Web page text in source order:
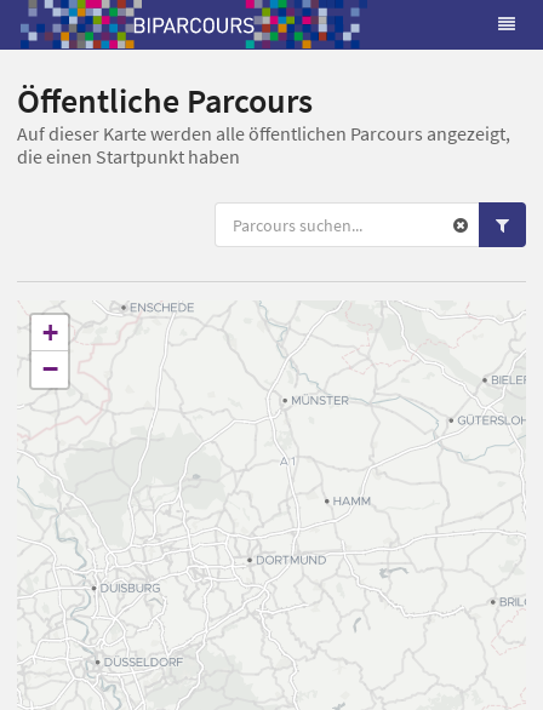
Öffentliche Parcours
Auf dieser Karte werden alle öffentlichen Parcours angezeigt,
die einen Startpunkt haben
+
−